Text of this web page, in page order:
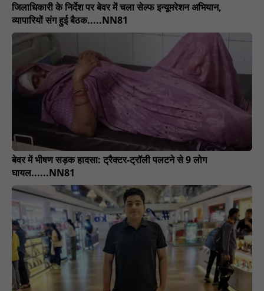
जिलाधिकारी के निर्देश पर बेवर में चला सेल्फ इन्यूमरेशन अभियान,
व्यापारियों संग हुई बैठक.....NN81
बेवर में भीषण सड़क हादसा: ट्रैक्टर-ट्रॉली पलटने से 9 लोग
घायल......NN81